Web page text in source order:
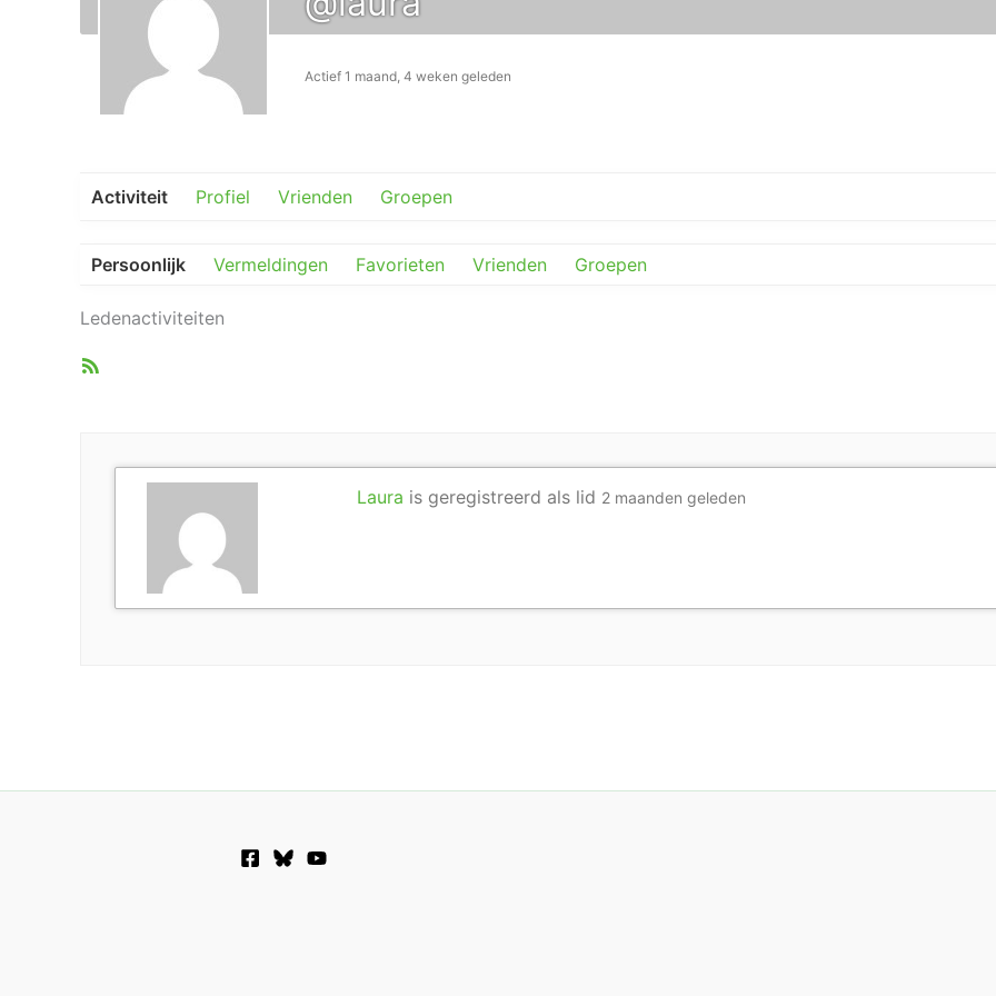
Actief 1 maand, 4 weken geleden
Activiteit Profiel Vrienden Groepen
Persoonlijk Vermeldingen Favorieten Vrienden Groepen
Ledenactiviteiten
Laura is geregistreerd als lid 2 maanden geleden